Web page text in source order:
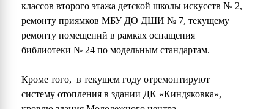
классов второго этажа детской школы искусств № 2,
ремонту приямков МБУ ДО ДШИ № 7, текущему
ремонту помещений в рамках оснащения
библиотеки № 24 по модельным стандартам.
Кроме того, в текущем году отремонтируют
систему отопления в здании ДК «Киндяковка»,